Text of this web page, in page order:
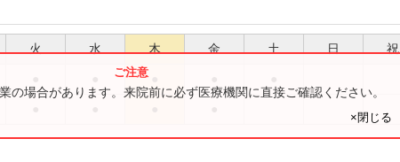
火 水 木 金 土 日 祝
の場合があります。来院前に必ず医療機関に直接ご確認ください。
×閉じる